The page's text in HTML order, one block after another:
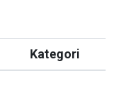
Kategori